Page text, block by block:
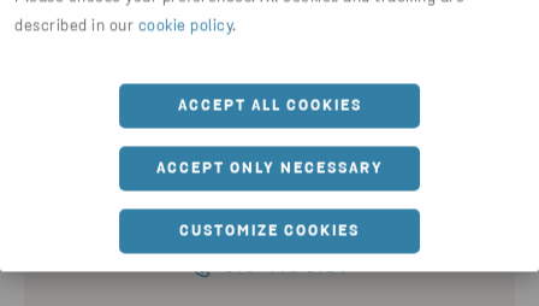
described in our cookie policy.
ACCEPT ALL COOKIES
ACCEPT ONLY NECESSARY
CUSTOMIZE COOKIES
SKICKA E-POST
JOHANNES KAINULAINEN
Produktionsledare Fragmentering
010-445 6184